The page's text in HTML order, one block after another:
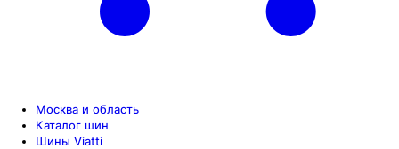
Москва и область
Каталог шин
Шины Viatti